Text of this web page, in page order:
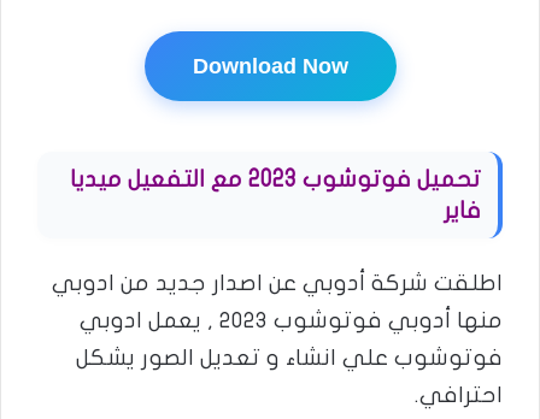
Download Now
تحميل فوتوشوب 2023 مع التفعيل ميديا
فاير
اطلقت شركة أدوبي عن اصدار جديد من ادوبي
منها أدوبي فوتوشوب 2023 , يعمل ادوبي
فوتوشوب علي انشاء و تعديل الصور يشكل
احترافي.